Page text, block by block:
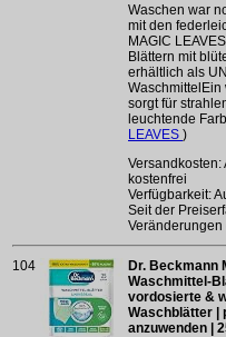
Waschen war
mit den
MAGIC
Blättern mit
erhältlich als
sorgt für
leuchtende
LEAVES )
Versandkosten:
kostenfrei
Verfügbarkeit:
Seit der
104
Dr. Beckmann
Waschmittel-
vordosierte &
Waschblätter |
anzuwenden |